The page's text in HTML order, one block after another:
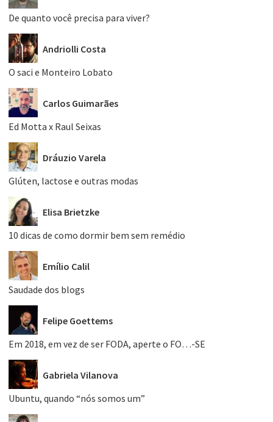
De quanto você precisa para viver?
Andriolli Costa
O saci e Monteiro Lobato
Carlos Guimarães
Ed Motta x Raul Seixas
Dráuzio Varela
Glúten, lactose e outras modas
Elisa Brietzke
10 dicas de como dormir bem sem remédio
Emílio Calil
Saudade dos blogs
Felipe Goettems
Em 2018, em vez de ser FODA, aperte o FO…-SE
Gabriela Vilanova
Ubuntu, quando “nós somos um”